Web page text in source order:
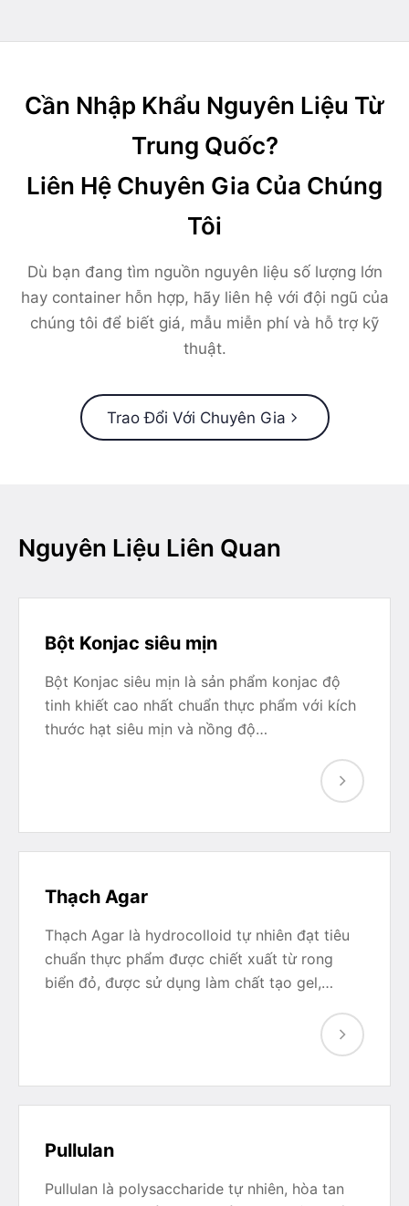
Cần Nhập Khẩu Nguyên Liệu Từ
Trung Quốc?
Liên Hệ Chuyên Gia Của Chúng
Tôi
Dù bạn đang tìm nguồn nguyên liệu số lượng lớn
hay container hỗn hợp, hãy liên hệ với đội ngũ của
chúng tôi để biết giá, mẫu miễn phí và hỗ trợ kỹ
thuật.
Trao Đổi Với Chuyên Gia
Nguyên Liệu Liên Quan
Bột Konjac siêu mịn
Bột Konjac siêu mịn là sản phẩm konjac độ
tinh khiết cao nhất chuẩn thực phẩm với kích
thước hạt siêu mịn và nồng độ…
Thạch Agar
Thạch Agar là hydrocolloid tự nhiên đạt tiêu
chuẩn thực phẩm được chiết xuất từ rong
biển đỏ, được sử dụng làm chất tạo gel,…
Pullulan
Pullulan là polysaccharide tự nhiên, hòa tan